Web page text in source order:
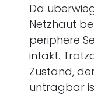
Da
Netzhaut
periphere
intakt.
Zustand,
untragbar